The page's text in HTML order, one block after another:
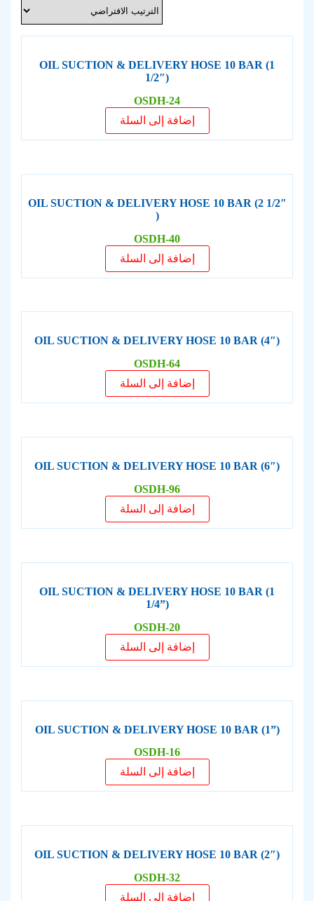
OIL SUCTION & DELIVERY HOSE 10 BAR (1
1/2″)
OSDH-24
إضافة إلى السلة
OIL SUCTION & DELIVERY HOSE 10 BAR (2 1/2″
)
OSDH-40
إضافة إلى السلة
OIL SUCTION & DELIVERY HOSE 10 BAR (4″)
OSDH-64
إضافة إلى السلة
OIL SUCTION & DELIVERY HOSE 10 BAR (6″)
OSDH-96
إضافة إلى السلة
OIL SUCTION & DELIVERY HOSE 10 BAR (1
1/4”)
OSDH-20
إضافة إلى السلة
OIL SUCTION & DELIVERY HOSE 10 BAR (1”)
OSDH-16
إضافة إلى السلة
OIL SUCTION & DELIVERY HOSE 10 BAR (2″)
OSDH-32
إضافة إلى السلة